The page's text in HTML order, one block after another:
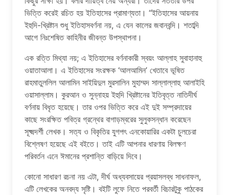
ভিত্তি করেই রচিত হয় ইতিহাসের প্রামাণ্যতা। “ইতিহাসের আয়নায়
ইহুদি-খ্রিষ্টান শুধু ইতিহাসবর্ণনা নয়, এ যেন কালের জবানবন্দি। শতাব্দি
আগে নিঃশেষিত কাহিনীর জীবন্ত উপস্থাপনা।
এক রত্তি মিথ্যা নয়; এ ইতিহাসের বর্ণনাকারী স্বয়ং আল্লাহ সুবাহানাহু
ওয়াতাআলা। এ ইতিহাসের সংরক্ষক ‘আলআমিন’ খেতাবে ভূষিত
রাহমাতুললিল আলামিন সাইয়িদুল মুরসালিন মুহাম্মদ সাল্লাল্লাহু আলাইহি
ওয়াসাল্লাম। কুরআন ও সুন্নাহয় ইহুদি খ্রিষ্টানের ইতিবৃত্ত নাতিদীর্ঘ
বর্ণনায় বিধৃত হয়েছে। তার ওপর ভিত্তি করে এই দুই সম্প্রদায়ের
কাছে সংরক্ষিত পবিত্র গ্রন্থের বাগাড়ম্বরের সুলুকসন্ধান করেছেন
সূক্ষ্মদর্শী লেখক। সত্য ও বিকৃতির যুগপৎ এনকোয়ারির একটা চুলচেরা
বিশ্লেষণ হয়েছে এই বইতে। তাই এটি আপনার ধারণায় বিলক্ষণ
পরিবর্তন এনে ঈমানের প্রশান্তি বাড়িয়ে দিবে।
কোনো সাধারণ রচনা নয় এটা, দীর্ঘ অধ্যবসায়ের প্রয়াসলব্ধ সাধনাফল,
এটি লেখকের অনবদ্য সৃষ্টি। বইটি লুফে নিতে পরবর্তী বিচারটুকু পাঠকের